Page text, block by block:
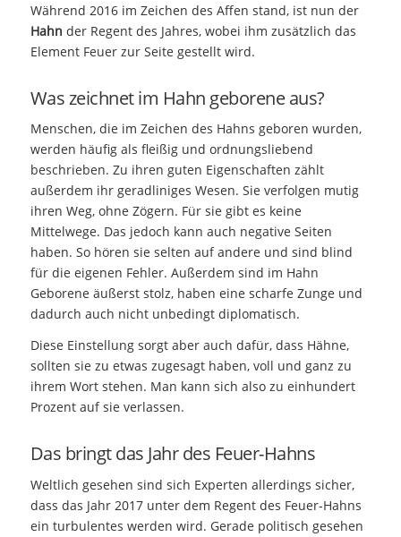
Während 2016 im Zeichen des Affen stand, ist nun der
Hahn der Regent des Jahres, wobei ihm zusätzlich das
Element Feuer zur Seite gestellt wird.
Was zeichnet im Hahn geborene aus?
Menschen, die im Zeichen des Hahns geboren wurden,
werden häufig als fleißig und ordnungsliebend
beschrieben. Zu ihren guten Eigenschaften zählt
außerdem ihr geradliniges Wesen. Sie verfolgen mutig
ihren Weg, ohne Zögern. Für sie gibt es keine
Mittelwege. Das jedoch kann auch negative Seiten
haben. So hören sie selten auf andere und sind blind
für die eigenen Fehler. Außerdem sind im Hahn
Geborene äußerst stolz, haben eine scharfe Zunge und
dadurch auch nicht unbedingt diplomatisch.
Diese Einstellung sorgt aber auch dafür, dass Hähne,
sollten sie zu etwas zugesagt haben, voll und ganz zu
ihrem Wort stehen. Man kann sich also zu einhundert
Prozent auf sie verlassen.
Das bringt das Jahr des Feuer-Hahns
Weltlich gesehen sind sich Experten allerdings sicher,
dass das Jahr 2017 unter dem Regent des Feuer-Hahns
ein turbulentes werden wird. Gerade politisch gesehen